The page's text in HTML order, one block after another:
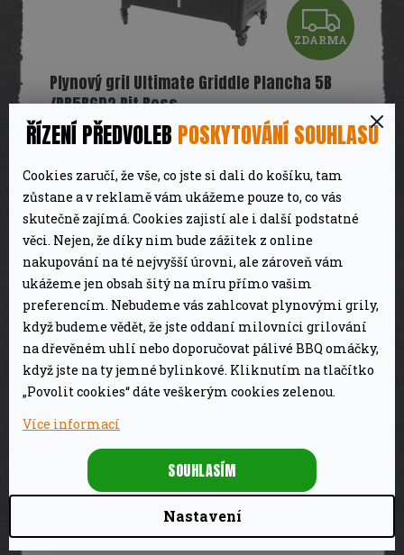
ŘÍZENÍ PŘEDVOLEB POSKYTOVÁNÍ SOUHLASU
Cookies zaručí, že vše, co jste si dali do košíku, tam
zůstane a v reklamě vám ukážeme pouze to, co vás
skutečně zajímá. Cookies zajistí ale i další podstatné
věci. Nejen, že díky nim bude zážitek z online
nakupování na té nejvyšší úrovni, ale zároveň vám
ukážeme jen obsah šitý na míru přímo vašim
preferencím. Nebudeme vás zahlcovat plynovými grily,
když budeme vědět, že jste oddaní milovníci grilování
na dřevěném uhlí nebo doporučovat pálivé BBQ omáčky,
když jste na ty jemné bylinkové. Kliknutím na tlačítko
„Povolit cookies“ dáte veškerým cookies zelenou.
Více informací
Nastavení
SOUHLASÍM
Z
D
A
R
M
A
ZDARMA
Plynový gril Ultimate Griddle Plancha 5B
/PB5BGD2 Pit Boss
Skladem 34 990 Kč
DETAIL
Novinka
Z
D
A
ZDARMA
34 990 Kč
Plynový gril Baron 490 Shadow Broil King